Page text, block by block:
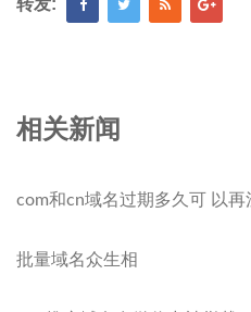
转发:
相关新闻
com和cn域名过期多久可 以再
批量域名众生相